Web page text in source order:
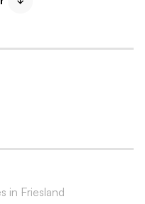
bewaakt een stabiel
rol. Je
in Friesland